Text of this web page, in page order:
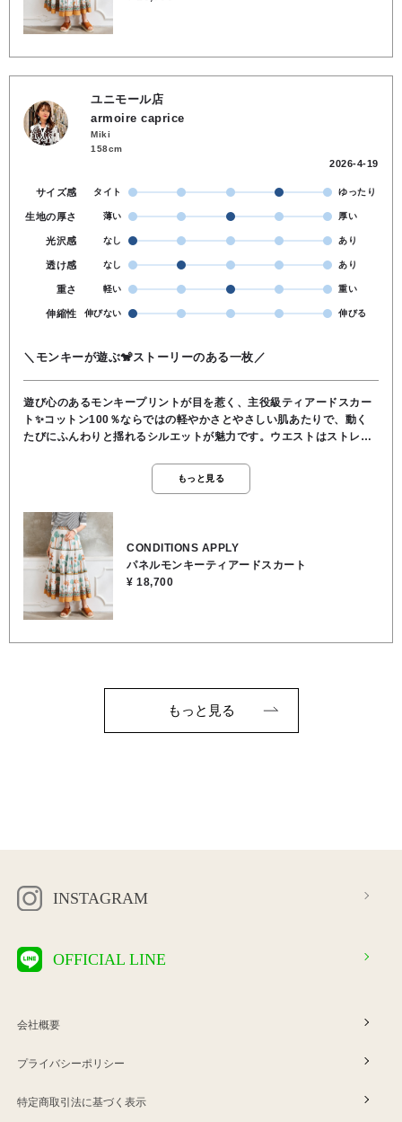
ユニモール店
armoire caprice
Miki
158cm
2026-4-19
サイズ感 タイト ゆったり
生地の厚さ 薄い 厚い
光沢感 なし あり
透け感 なし あり
重さ 軽い 重い
伸縮性 伸びない 伸びる
＼モンキーが遊ぶ🐒ストーリーのある一枚／
遊び心のあるモンキープリントが目を惹く、主役級ティアードスカー
ト✨コットン100％ならではの軽やかさとやさしい肌あたりで、動く
たびにふんわりと揺れるシルエットが魅力です。ウエストはストレス
ップ♪ 繊細な刺繍切り替えとパネルデザインが、カジュアルになりす
ぎず大人のこなれ感を演出します。シンプルなトップスを合わせるだ
げてくれる存在感です♪●裏地あり●ウエスト後ろゴム●ポケットなし●
お洗濯可●表地／コットン100％, 裏地／コットン100％
もっと見る
CONDITIONS APPLY
パネルモンキーティアードスカート
¥ 18,700
もっと見る
INSTAGRAM
OFFICIAL LINE
会社概要
プライバシーポリシー
特定商取引法に基づく表示